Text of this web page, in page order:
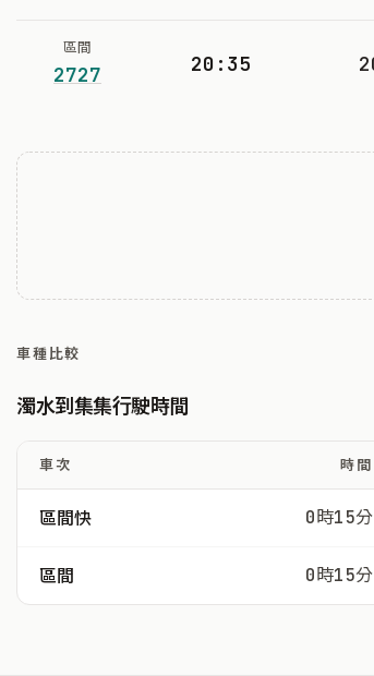
區間
2727 20:35
車種比較
濁水到集集行駛時間
車次 時間
區間快 0時15分
區間 0時15分